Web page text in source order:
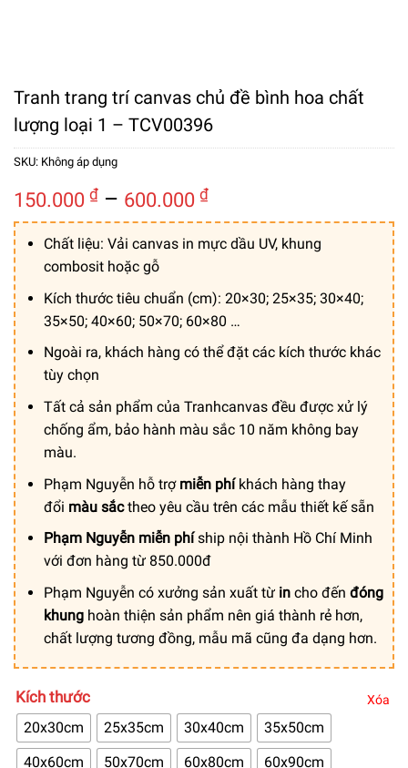
Tranh trang trí canvas chủ đề bình hoa chất
lượng loại 1 – TCV00396
SKU: Không áp dụng
150.000 ₫ – 600.000 ₫Khoảng
giá:
từ
đến
600.000 ₫
Chất liệu: Vải canvas in mực dầu UV, khung
combosit hoặc gỗ
Kích thước tiêu chuẩn (cm): 20×30; 25×35; 30×40;
35×50; 40×60; 50×70; 60×80 …
Ngoài ra, khách hàng có thể đặt các kích thước khác
tùy chọn
Tất cả sản phẩm của Tranhcanvas đều được xử lý
chống ẩm, bảo hành màu sắc 10 năm không bay
màu.
Phạm Nguyễn hỗ trợ miễn phíkhách hàng thay
đổi màu sắctheo yêu cầu trên các mẫu thiết kế sẵn
Phạm Nguyễn miễn phíship nội thành Hồ Chí Minh
với đơn hàng từ 850.000đ
Phạm Nguyễn có xưởng sản xuất từ incho đến đóng
khunghoàn thiện sản phẩm nên giá thành rẻ hơn,
chất lượng tương đồng, mẫu mã cũng đa dạng hơn.
Kích thước
20x30cm 25x35cm 30x40cm
35x50cm
40x60cm
50x70cm 60x80cm 60x90cm
Xóa